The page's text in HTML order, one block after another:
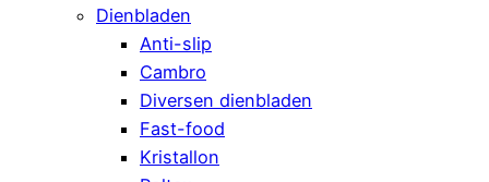
Dienbladen
Anti-slip
Cambro
Diversen dienbladen
Fast-food
Kristallon